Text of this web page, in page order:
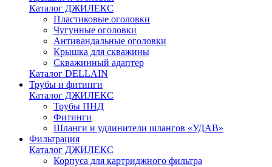
Каталог ДЖИЛЕКС
Пластиковые оголовки
Чугунные оголовки
Антивандальные оголовки
Крышка для скважины
Скважинный адаптер
Каталог DELLAIN
Трубы и фитинги
Каталог ДЖИЛЕКС
Трубы ПНД
Фитинги
Шланги и удлинители шлангов «УДАВ»
Фильтрация
Каталог ДЖИЛЕКС
Корпуса для картриджного фильтра